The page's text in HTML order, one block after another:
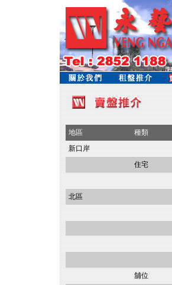
地區 種類
新口岸
住宅
北區
舖位